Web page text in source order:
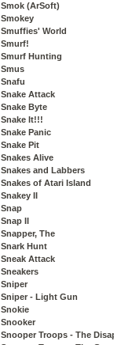
Smok (ArSoft)
Smokey
Smuffies' World
Smurf!
Smurf Hunting
Smus
Snafu
Snake Attack
Snake Byte
Snake It!!!
Snake Panic
Snake Pit
Snakes Alive
Snakes and Labbers
Snakes of Atari Island
Snakey II
Snap
Snap II
Snapper, The
Snark Hunt
Sneak Attack
Sneakers
Sniper
Sniper - Light Gun
Snokie
Snooker
Snooper Troops - The